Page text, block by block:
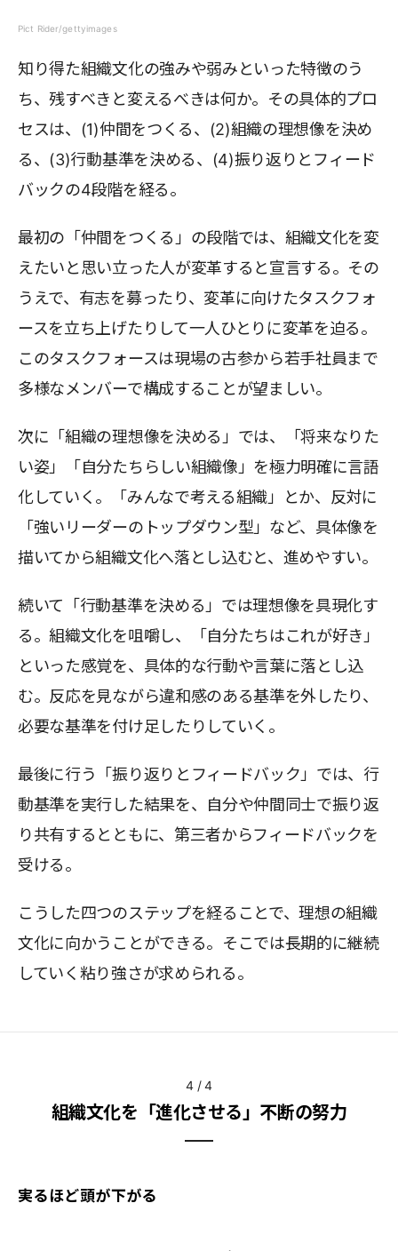
Pict Rider/gettyimages
知り得た組織文化の強みや弱みといった特徴のう
ち、残すべきと変えるべきは何か。その具体的プロ
セスは、(1)仲間をつくる、(2)組織の理想像を決め
る、(3)行動基準を決める、(4)振り返りとフィード
バックの4段階を経る。
最初の「仲間をつくる」の段階では、組織文化を変
えたいと思い立った人が変革すると宣言する。その
うえで、有志を募ったり、変革に向けたタスクフォ
ースを立ち上げたりして一人ひとりに変革を迫る。
このタスクフォースは現場の古参から若手社員まで
多様なメンバーで構成することが望ましい。
次に「組織の理想像を決める」では、「将来なりた
い姿」「自分たちらしい組織像」を極力明確に言語
化していく。「みんなで考える組織」とか、反対に
「強いリーダーのトップダウン型」など、具体像を
描いてから組織文化へ落とし込むと、進めやすい。
続いて「行動基準を決める」では理想像を具現化す
る。組織文化を咀嚼し、「自分たちはこれが好き」
といった感覚を、具体的な行動や言葉に落とし込
む。反応を見ながら違和感のある基準を外したり、
必要な基準を付け足したりしていく。
最後に行う「振り返りとフィードバック」では、行
動基準を実行した結果を、自分や仲間同士で振り返
り共有するとともに、第三者からフィードバックを
受ける。
こうした四つのステップを経ることで、理想の組織
文化に向かうことができる。そこでは長期的に継続
していく粘り強さが求められる。
4/4
組織文化を「進化させる」不断の努力
実るほど頭が下がる